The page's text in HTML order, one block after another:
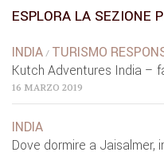
ESPLORA LA SEZIONE
INDIA / TURISMO
Kutch Adventures India –
16 MARZO 2019
INDIA
Dove dormire a Jaisalmer,